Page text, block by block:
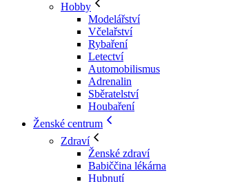
Hobby
Modelářství
Včelařství
Rybaření
Letectví
Automobilismus
Adrenalin
Sběratelství
Houbaření
Ženské centrum
Zdraví
Ženské zdraví
Babiččina lékárna
Hubnutí